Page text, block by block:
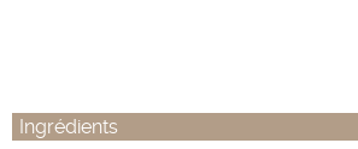
Ingrédients